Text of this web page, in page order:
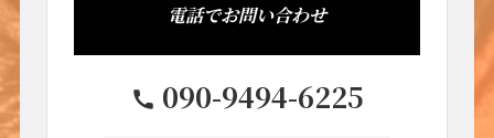
電話でお問い合わせ
090-9494-6225